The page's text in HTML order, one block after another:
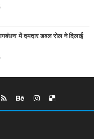
में दमदार डबल रोल ने दिलाई